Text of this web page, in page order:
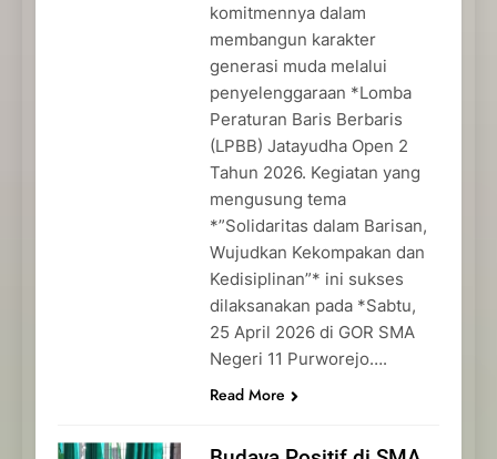
komitmennya dalam
membangun karakter
generasi muda melalui
penyelenggaraan *Lomba
Peraturan Baris Berbaris
(LPBB) Jatayudha Open 2
Tahun 2026. Kegiatan yang
mengusung tema
*”Solidaritas dalam Barisan,
Wujudkan Kekompakan dan
Kedisiplinan”* ini sukses
dilaksanakan pada *Sabtu,
25 April 2026 di GOR SMA
Negeri 11 Purworejo….
Read More